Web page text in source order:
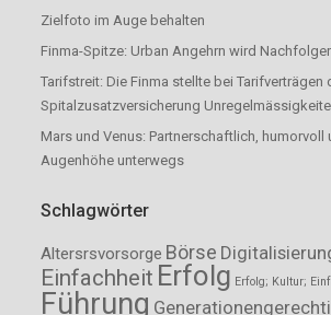
Zielfoto im Auge behalten
Finma-Spitze: Urban Angehrn wird
Tarifstreit: Die Finma stellte bei Tarifverträgen
Spitalzusatzversicherung
Mars und Venus: Partnerschaftlich, humorvoll
Augenhöhe unterwegs
Schlagwörter
Altersrsvorsorge Börse
Einfachheit Erfolg Erfolg; Kultur;
Führung